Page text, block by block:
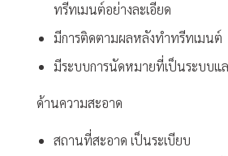
ทรีทเมนต์อย่างละเอียด
มีการติดตามผลหลังทำทรีทเมนต์
มีระบบการนัดหมายที่เป็นระบบแล
ด้านความสะอาด
สถานที่สะอาด เป็นระเบียบ